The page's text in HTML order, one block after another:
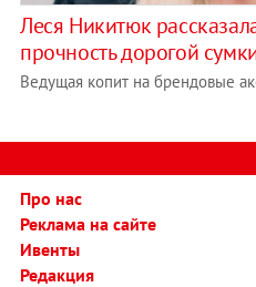
Леся Никитюк
прочность дорогой
Ведущая копит на брендовые
Про нас
Реклама на сайте
Ивенты
Редакция